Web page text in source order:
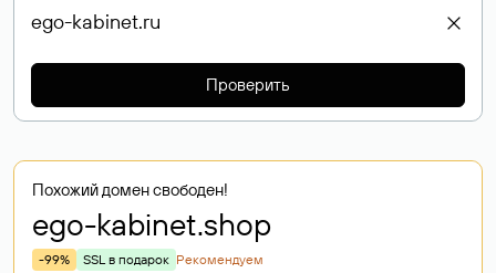
Проверить
Похожий домен свободен!
ego-kabinet.shop
-99% SSL в подарок Рекомендуем